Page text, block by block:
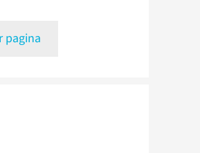
pagina